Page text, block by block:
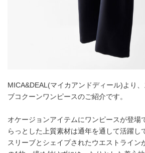
MICA&DEAL(マイカアンドディール)より
ブコクーンワンピースのご紹介です。
オケージョンアイテムにワンピースが登場
らっとした上質素材は通年を通して活躍し
スリーブとシェイプされたウエストライン